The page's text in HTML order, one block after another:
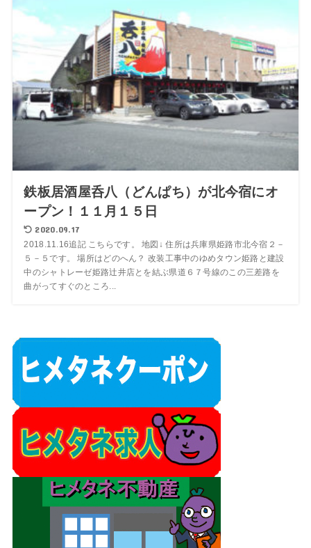
鉄板居酒屋呑八（どんぱち）が北今宿にオ
ープン！１１月１５日
2020.09.17
2018.11.16追記 こちらです。 地図↓ 住所は兵庫県姫路市北今宿２－
５－５です。 場所はどのへん？ 改装工事中のゆめタウン姫路と建設
中のシャトレーゼ姫路辻井店とを結ぶ県道６７号線のこの三差路を
曲がってすぐのところ...